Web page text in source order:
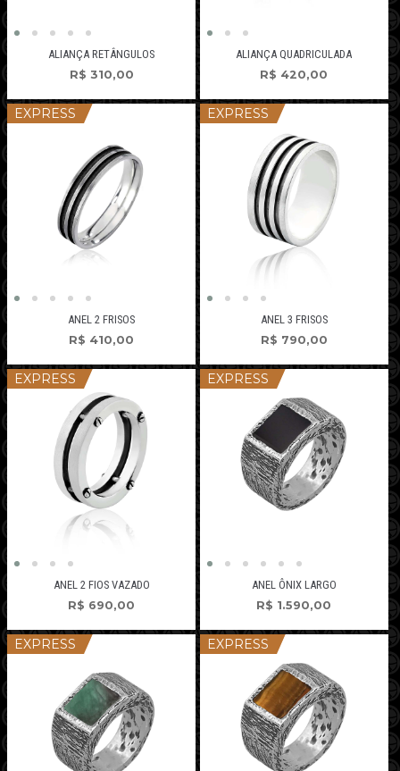
ALIANÇA RETÂNGULOS
R$ 310,00
ALIANÇA QUADRICULADA
R$ 420,00
EXPRESS
ANEL 2 FRISOS
R$ 410,00
EXPRESS
ANEL 3 FRISOS
R$ 790,00
EXPRESS
ANEL 2 FIOS VAZADO
R$ 690,00
EXPRESS
ANEL ÔNIX LARGO
R$ 1.590,00
EXPRESS EXPRESS